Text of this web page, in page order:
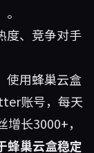
度、竞争对手
使用蜂巢云盒
账号，每天
长3000+，
蜂巢云盒稳定